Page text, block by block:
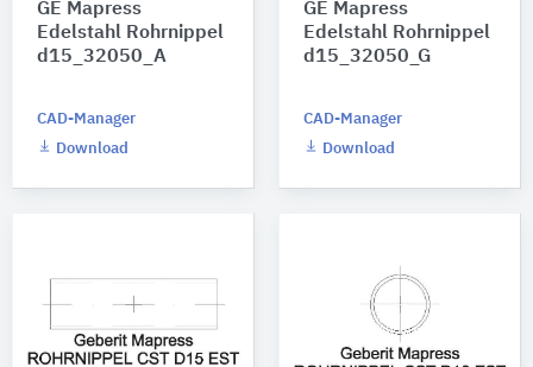
GE Mapress
Edelstahl Rohrnippel
d15_32050_A
CAD-Manager
Download
GE Mapress
Edelstahl Rohrnippel
d15_32050_G
CAD-Manager
Download